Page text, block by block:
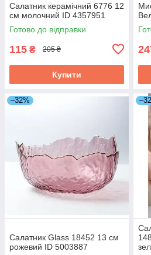
Салатник керамічний 6776 12
см молочний ID 4357951
Готово до відправки
115 ₴ 205 ₴
Купити
–32%
Салатник Glass 18452 13 см
рожевий ID 5003887